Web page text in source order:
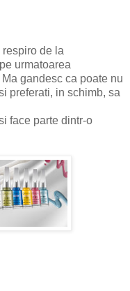
de la
urmatoarea
gandesc ca poate nu
preferati, in schimb, sa
face parte dintr-o